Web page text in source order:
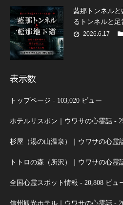
藍那トンネル
るトンネルと
2026.6.17
表示数
トップページ - 103,020 ビュー
ホテルリスボン｜ウワサの心霊話 -
杉屋（湯の山温泉）｜ウワサの心霊
トトロの森（所沢）｜ウワサの心霊
全国心霊スポット情報 - 20,808 ビュ
信州観光ホテル｜ウワサの心霊話 -